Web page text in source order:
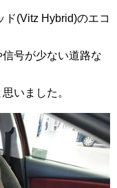
ド(Vitz Hybrid)のエコ
号が少ない道路な
いました。